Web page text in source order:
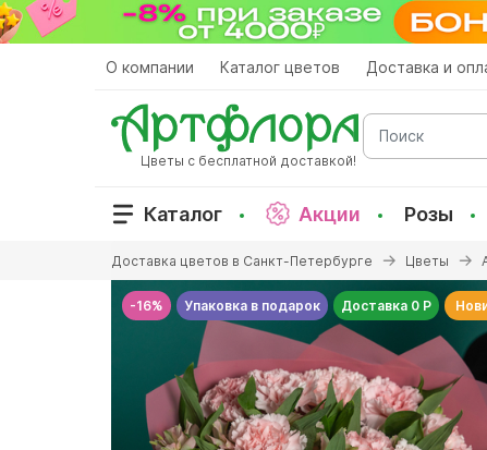
Перейти
к
О компании Каталог цветов Доставка и
Цветы с бесплатной доставкой!
Поиск
Каталог Акции Розы
здесь
Доставка цветов в Санкт-Петербурге Цветы
-16% Упаковка в подарок Доставка 0 Р